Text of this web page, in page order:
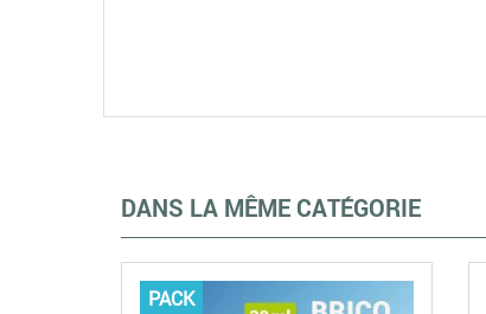
DANS LA MÊME CATÉGORIE
PACK